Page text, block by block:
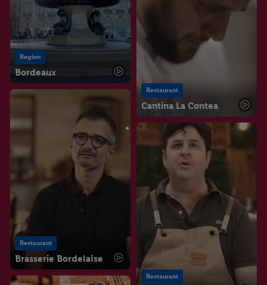
Region
Bordeaux
Restaurant
Cantina La Contea
Restaurant
Brasserie Bordelaise
Restaurant